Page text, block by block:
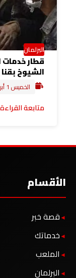
البرلمان
قطار
الشيوخ
الخميس 1 أبريل 2021 5:23 م
متابعة القراءة
الأقسام
قصة خبر
خدماتك
الملعب
البرلمان